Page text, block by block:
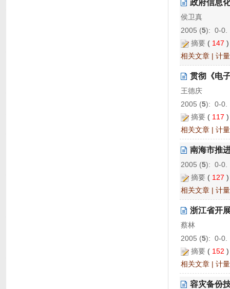
政府信息
侯卫真
2005 (5): 0-0.
摘要 ( 147
相关文章 | 计
贯彻《电
王德庆
2005 (5): 0-0.
摘要 ( 117
相关文章 | 计
南海市推
2005 (5): 0-0.
摘要 ( 127
相关文章 | 计
浙江省开
蔡林
2005 (5): 0-0.
摘要 ( 152
相关文章 | 计
容灾备份